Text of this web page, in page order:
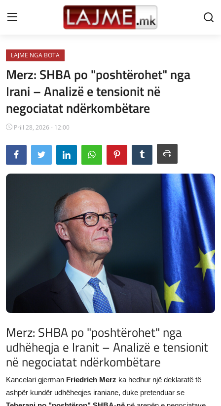
Shtëpi
LAJME MAQEDONI
SHQIPERI
KOSOVA
LAJME NGA BOTA
SHOWBIZ
LAJME NGA BOTA
Merz: SHBA po "poshtërohet" nga
Irani – Analizë e tensionit në
negociatat ndërkombëtare
Prill 28, 2026 - 12:00
Merz: SHBA po "poshtërohet" nga
udhëheqja e Iranit – Analizë e tensionit
në negociatat ndërkombëtare
Kancelari gjerman Friedrich Merz ka hedhur një deklaratë të
ashpër kundër udhëheqjes iraniane, duke pretenduar se